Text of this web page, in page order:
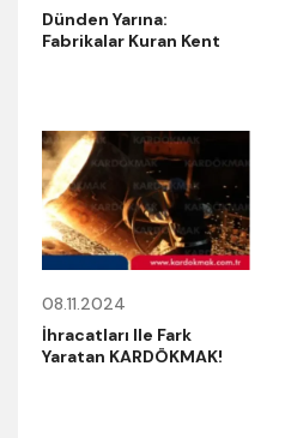
Dünden Yarına:
Fabrikalar Kuran Kent
08.11.2024
İhracatları Ile Fark
Yaratan KARDÖKMAK!